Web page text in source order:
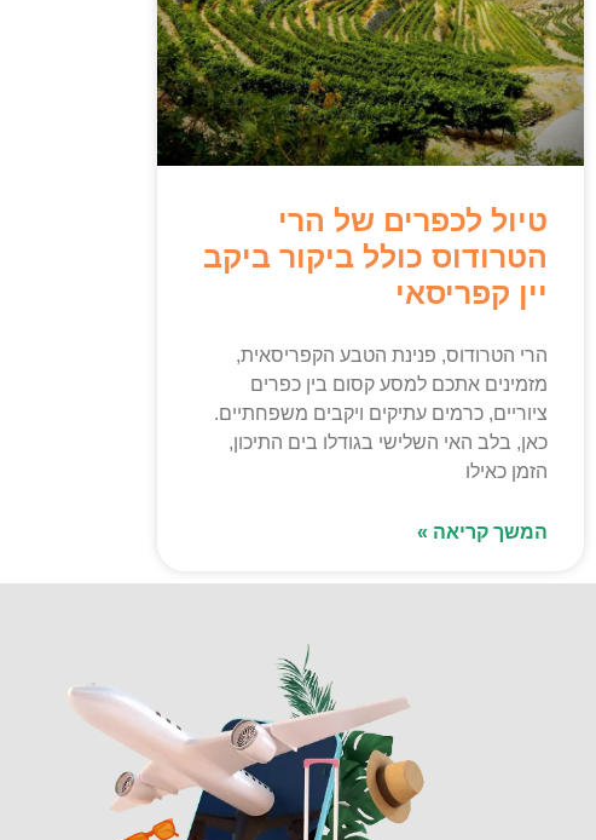
טיול לכפרים של הרי
הטרודוס כולל ביקור ביקב
יין קפריסאי
הרי הטרודוס, פנינת הטבע הקפריסאית,
מזמינים אתכם למסע קסום בין כפרים
ציוריים, כרמים עתיקים ויקבים משפחתיים.
כאן, בלב האי השלישי בגודלו בים התיכון,
הזמן כאילו
המשך קריאה »